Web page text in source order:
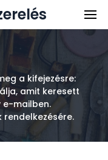
a kifejezésre:
amit keresett
e-mailben.